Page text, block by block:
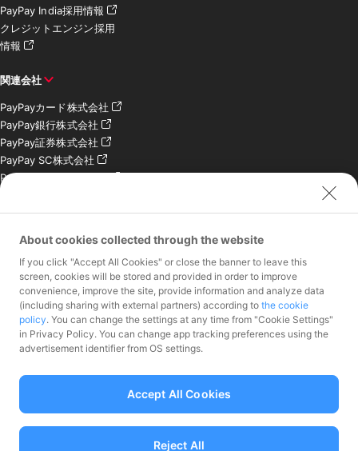
PayPay India採用情報
クレジットエンジン採用
情報
関連会社
PayPayカード株式会社
PayPay銀行株式会社
PayPay証券株式会社
PayPay SC株式会社
PayPay India Pvt. Ltd.
会社
お問い合わせ
加盟店様専用お問い合わ
報道関係者様専用お問い
合わせ
株主・投資家様専用お問
About cookies collected through the website
If you click "Accept All Cookies" or close the banner to leave this
screen, cookies will be stored and provided in order to improve
convenience, improve the site, provide information and analyze data
(including sharing with external partners) according to the cookie
policy. You can change the settings at any time from "Cookie Settings"
in Privacy Policy. You can change app tracking preferences using the
advertisement identifier from OS settings.
Reject All
Accept All Cookies